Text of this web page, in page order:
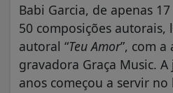
Babi Garcia, de apenas
50 composições autorais,
autoral “Teu Amor”, com a
gravadora Graça Music.
anos começou a servir